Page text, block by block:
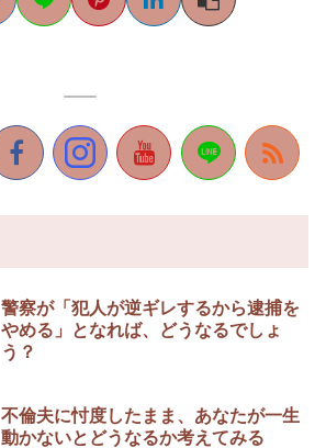
警察が「犯人が逆ギレするから逮捕を
やめる」となれば、どうなるでしょ
う？
不倫夫に忖度したまま、あなたが一生
動かないとどうなるか考えてみる